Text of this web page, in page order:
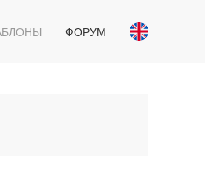
ФОРУМ